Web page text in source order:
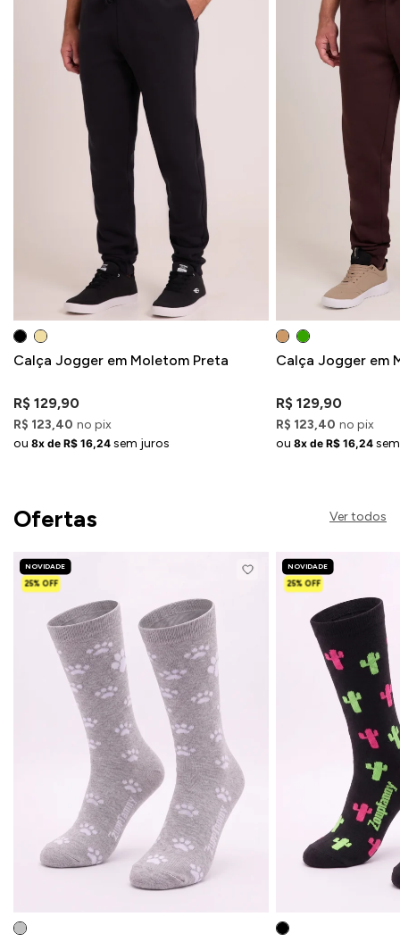
Calça Jogger em Moletom Preta
R$ 129,90
R$ 123,40 no pix
ou 8x de R$ 16,24 sem juros
Calça Jogger em
R$ 129,90
R$ 123,40 no pix
ou 8x de R$ 16,24
Ofertas Ver todos
NOVIDADE
25% OFF
NOVIDADE
25% OFF